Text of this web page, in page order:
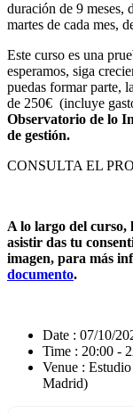
duración de 9 meses,
martes de cada mes,
Este curso es una
esperamos, siga
puedas formar parte,
de 250€ (incluye
Observatorio de lo
de gestión.
CONSULTA EL
A lo largo del curso,
asistir das tu
imagen, para más
documento.
Date : 07/10/
Time : 20:00 -
Venue :
Madrid)